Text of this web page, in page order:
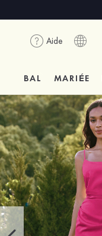
Aide
BAL MARIÉE